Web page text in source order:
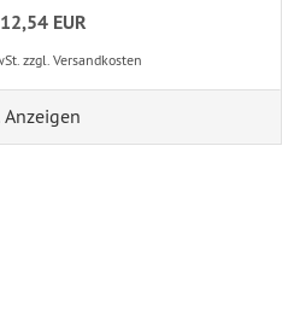
EUR
zzgl. Versandkosten
Anzeigen